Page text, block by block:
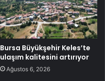
Bursa Büyükşehir Keles’te
ulaşım kalitesini artırıyor
Ağustos 6, 2026